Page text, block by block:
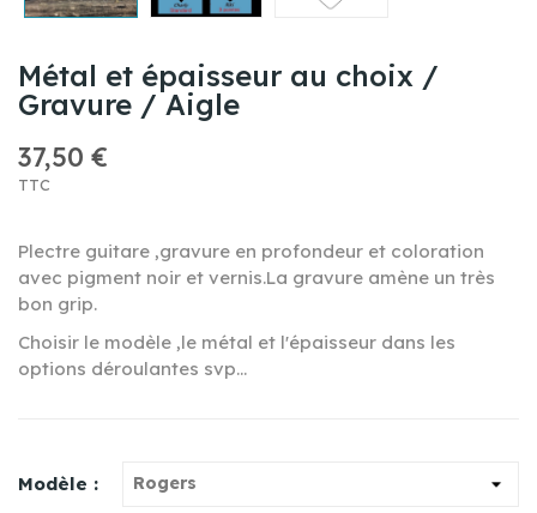
Métal et épaisseur au choix /
Gravure / Aigle
37,50 €
TTC
Plectre guitare ,gravure en profondeur et coloration
avec pigment noir et vernis.La gravure amène un très
bon grip.
Choisir le modèle ,le métal et l'épaisseur dans les
options déroulantes svp...
Modèle :